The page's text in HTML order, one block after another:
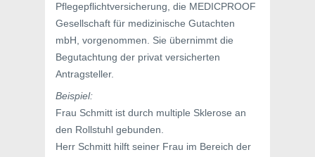
Pflegepflichtversicherung, die MEDICPROOF
Gesellschaft für medizinische Gutachten
mbH, vorgenommen. Sie übernimmt die
Begutachtung der privat versicherten
Antragsteller.
Beispiel:
Frau Schmitt ist durch multiple Sklerose an
den Rollstuhl gebunden.
Herr Schmitt hilft seiner Frau im Bereich der